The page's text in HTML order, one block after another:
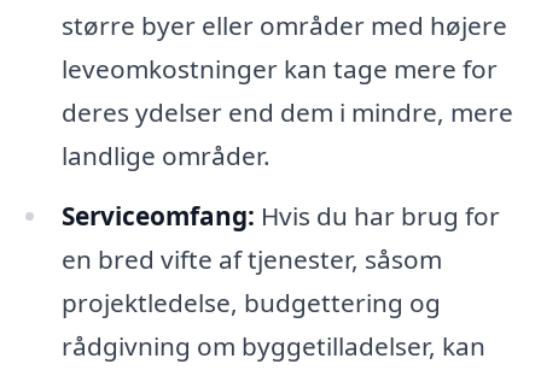
større byer eller områder med højere
leveomkostninger kan tage mere for
deres ydelser end dem i mindre, mere
landlige områder.
Serviceomfang: Hvis du har brug for
en bred vifte af tjenester, såsom
projektledelse, budgettering og
rådgivning om byggetilladelser, kan